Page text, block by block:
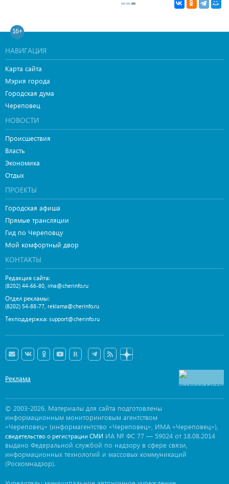
16+
НАВИГАЦИЯ
Карта сайта
Мэрия города
Городская дума
Череповец
НОВОСТИ
Происшествия
Власть
Экономика
Отдых
ПРОЕКТЫ
Городская афиша
Прямые трансляции
Гид по Череповцу
Мой комфортный двор
КОНТАКТЫ
Редакция сайта:
(8202) 44-66-80 ima@cherinfo.ru
Отдел рекламы:
(8202) 54-88-77 reklama@cherinfo.ru
Техподдержка: support@cherinfo.ru
Реклама
© 2003-2026. Материалы для сайта подготовлены
информационным мониторинговым агентством
«Череповец» (информагентство «Череповец», ИМА «Череповец»),
свидетельство о регистрации СМИ ИА № ФС 77 — 59024 от 18.08.2014
выдано Федеральной службой по надзору в сфере связи,
информационных технологий и массовых коммуникаций
(Роскомнадзор).